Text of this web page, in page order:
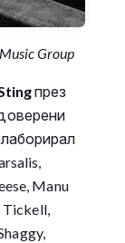
Group
през
Manu
Tickell,